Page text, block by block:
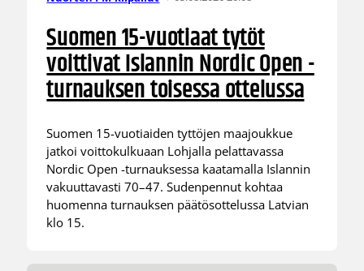
Suomen 15-vuotiaat tytöt
voittivat Islannin Nordic Open -
turnauksen toisessa ottelussa
Suomen 15-vuotiaiden tyttöjen maajoukkue
jatkoi voittokulkuaan Lohjalla pelattavassa
Nordic Open -turnauksessa kaatamalla Islannin
vakuuttavasti 70–47. Sudenpennut kohtaa
huomenna turnauksen päätösottelussa Latvian
klo 15.